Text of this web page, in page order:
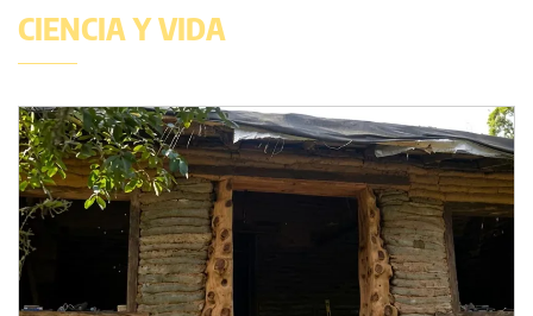
CIENCIA Y VIDA